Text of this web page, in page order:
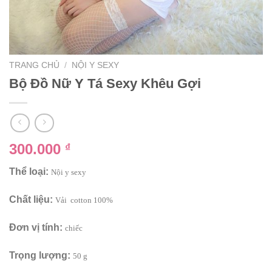
TRANG CHỦ / NỘI Y SEXY
Bộ Đồ Nữ Y Tá Sexy Khêu Gợi
300.000 ₫
Thể loại: Nội y sexy
Chất liệu: Vải cotton 100%
Đơn vị tính: chiếc
Trọng lượng: 50 g